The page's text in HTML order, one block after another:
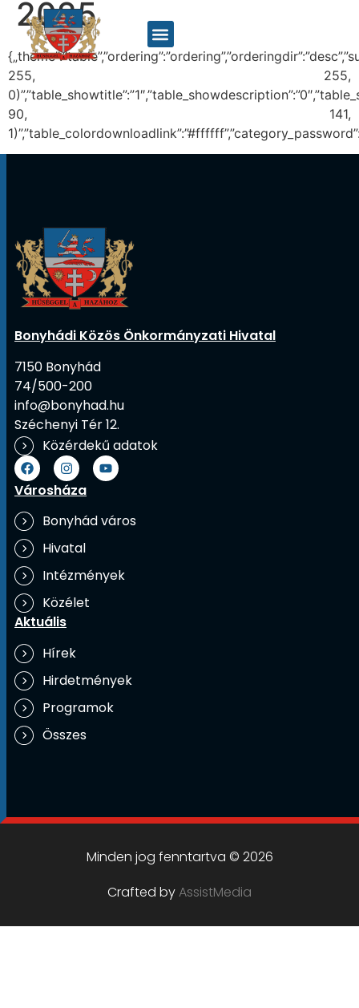
2025
255, 255,
90, 141,
Bonyhádi Közös Önkormányzati Hivatal
7150 Bonyhád
74/500-200
info@bonyhad.hu
Széchenyi Tér 12.
Közérdekű adatok
Városháza
Bonyhád város
Hivatal
Intézmények
Közélet
Aktuális
Hírek
Hirdetmények
Programok
Összes
Minden jog fenntartva © 2026
Crafted byAssistMedia